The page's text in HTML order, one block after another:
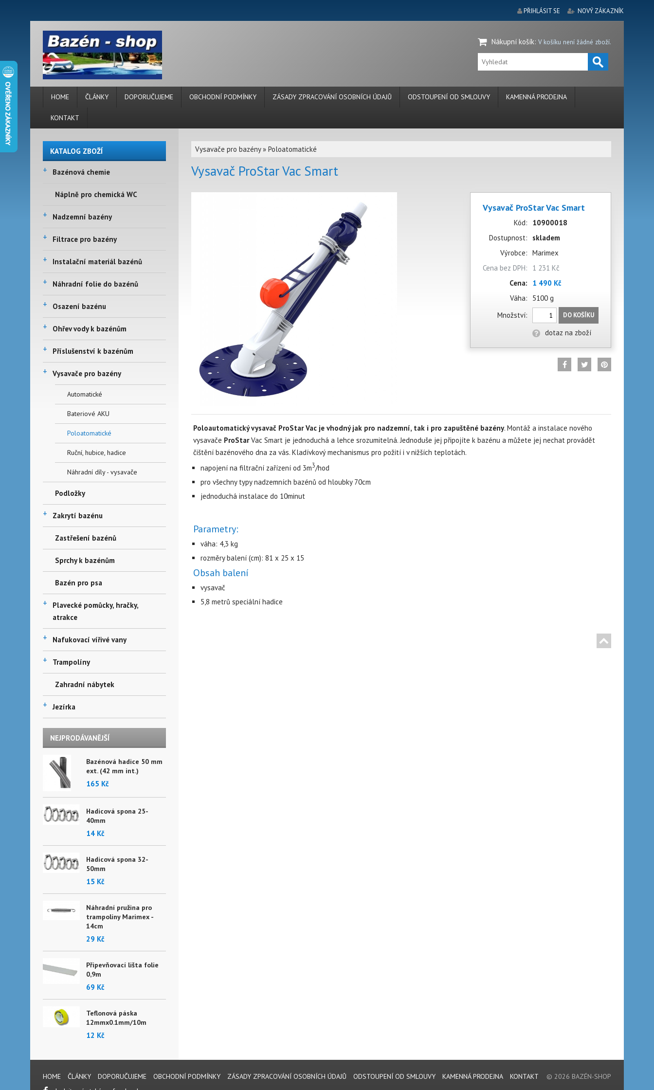
PŘIHLÁSIT SE NOVÝ ZÁKAZNÍK
Nákupní košík: V košíku není žádné zboží.
HOME ČLÁNKY DOPORUČUJEME OBCHODNÍ PODMÍNKY ZÁSADY ZPRACOVÁNÍ OSOBNÍCH ÚDAJŮ ODSTOUPENÍ OD SMLOUVY KAMENNÁ PRODEJNA
KONTAKT
KATALOG ZBOŽÍ
+ Bazénová chemie
Náplně pro chemická WC
+ Nadzemní bazény
+ Filtrace pro bazény
+ Instalační materiál bazénů
+ Náhradní folie do bazénů
+ Osazení bazénu
+ Ohřev vody k bazénům
+ Příslušenství k bazénům
+ Vysavače pro bazény
Automatické
Bateriové AKU
Poloatomatické
Ruční, hubice, hadice
Náhradní díly - vysavače
Podložky
+ Zakrytí bazénu
Zastřešení bazénů
Sprchy k bazénům
Bazén pro psa
+
Plavecké pomůcky, hračky,
atrakce
+ Nafukovací vířivé vany
+ Trampolíny
Zahradní nábytek
+ Jezírka
NEJPRODÁVANĚJŠÍ
Bazénová hadice 50 mm
ext. (42 mm int.)
165 Kč
Hadicová spona 25-
40mm
14 Kč
Hadicová spona 32-
50mm
15 Kč
Náhradní pružina pro
trampolíny Marimex -
14cm
29 Kč
Připevňovací lišta folie
0,9m
69 Kč
Teflonová páska
12mmx0.1mm/10m
12 Kč
Vysavače pro bazény» Poloatomatické
Vysavač ProStar Vac Smart
Vysavač ProStar Vac Smart
Kód:
10900018
Dostupnost:
skladem
Výrobce: Marimex
Cena bez DPH:
1 231 Kč
Cena:
1 490 Kč
Váha:
5100 g
Množství:
DO KOŠÍKU
dotaz na zboží
Poloautomatický vysavač ProStar Vac je vhodný jak pro nadzemní, tak i pro zapuštěné bazény. Montáž a instalace nového
vysavače ProStarVac Smart je jednoduchá a lehce srozumitelná. Jednoduše jej připojíte k bazénu a můžete jej nechat provádět
čištění bazénového dna za vás. Kladívkový mechanismus pro požití i v nižších teplotách.
napojení na filtrační zařízení od 3m3/hod
pro všechny typy nadzemních bazénů od hloubky 70cm
jednoduchá instalace do 10minut
Parametry:
váha: 4,3 kg
rozměry balení (cm): 81 x 25 x 15
Obsah balení
vysavač
5,8 metrů speciální hadice
HOME ČLÁNKY DOPORUČUJEME OBCHODNÍ PODMÍNKY ZÁSADY ZPRACOVÁNÍ OSOBNÍCH ÚDAJŮ ODSTOUPENÍ OD SMLOUVY KAMENNÁ PRODEJNA KONTAKT
© 2026 BAZÉN-SHOP